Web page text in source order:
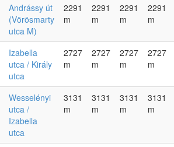
Andrássy út
(Vörösmarty
utca M)
2291
m
2291
m
2291
m
2291
m
Izabella
utca / Király
utca
2727
m
2727
m
2727
m
2727
m
Wesselényi
utca /
Izabella
utca
3131
m
3131
m
3131
m
3131
m